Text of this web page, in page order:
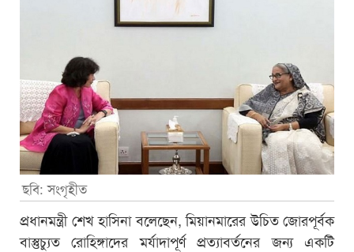
ছবি: সংগৃহীত
প্রধানমন্ত্রী শেখ হাসিনা বলেছেন, মিয়ানমারের উচিত জোরপূর্বক
বাস্তুচ্যুত রোহিঙ্গাদের মর্যাদাপূর্ণ প্রত্যাবর্তনের জন্য একটি